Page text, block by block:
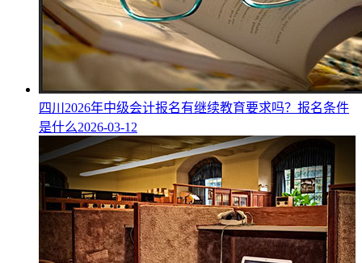
四川2026年中级会计报名有继续教育要求吗？报名条件
是什么2026-03-12